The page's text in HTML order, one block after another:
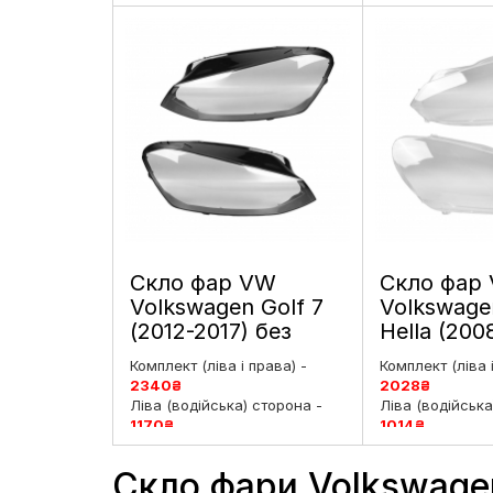
Права (пасажирська)
Права
Скло фар VW
Volkswagen Golf 7
(2012-2017) без
полоски 7
покоління
дорестайлинг ліве і
праве
Комплект (ліва і права) -
2340₴
Ліва (водійська) сторона -
1170₴
Права (пасажирська)
Скло фар
Hella
покоління
праве
Комплект (ліва
2028₴
Ліва
1014 ₴
Права